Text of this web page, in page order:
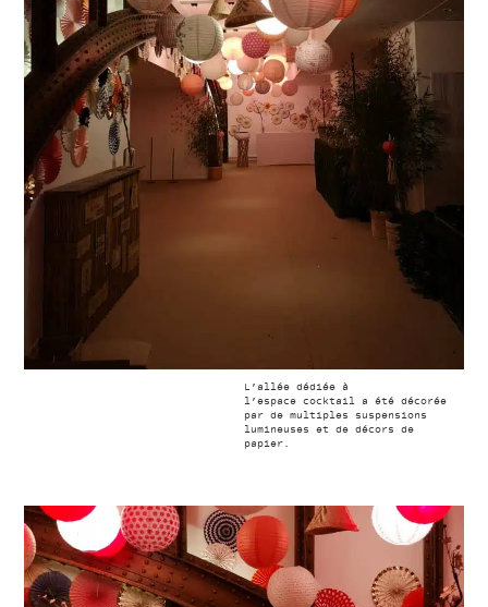
L’allée dédiée à
l’espace cocktail a été décorée
par de multiples suspensions
lumineuses et de décors de
papier.